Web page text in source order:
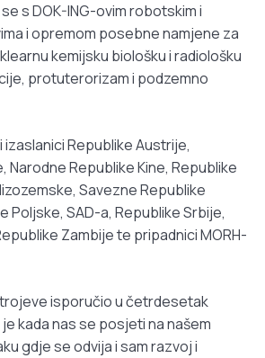
s DOK-ING-ovim robotskim i
i opremom posebne namjene za
kemijsku biološku i radiološku
protuterorizam i podzemno
Republike Austrije,
Narodne Republike Kine, Republike
Savezne Republike
Poljske, SAD-a, Republike Srbije,
Zambije te pripadnici MORH-
isporučio u četrdesetak
kada nas se posjeti na našem
gdje se odvija i sam razvoj i